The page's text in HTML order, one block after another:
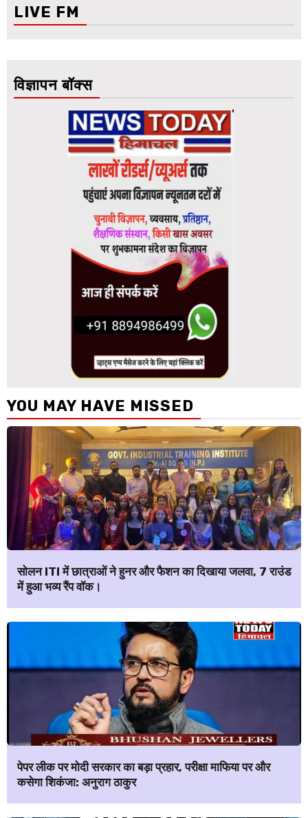
LIVE FM
विज्ञापन बॉक्स
YOU MAY HAVE MISSED
सोलन ITI में छात्राओं ने हुनर और फैशन का दिखाया जलवा, 7 राउंड
में हुआ भव्य रैंप वॉक।
पेपर लीक पर मोदी सरकार का बड़ा प्रहार, परीक्षा माफिया पर और
कसेगा शिकंजा: अनुराग ठाकुर